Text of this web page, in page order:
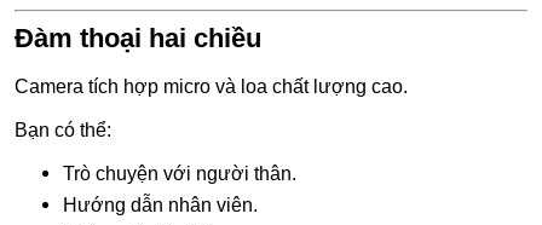
Đàm thoại hai chiều
Camera tích hợp micro và loa chất lượng cao.
Bạn có thể:
Trò chuyện với người thân.
Hướng dẫn nhân viên.